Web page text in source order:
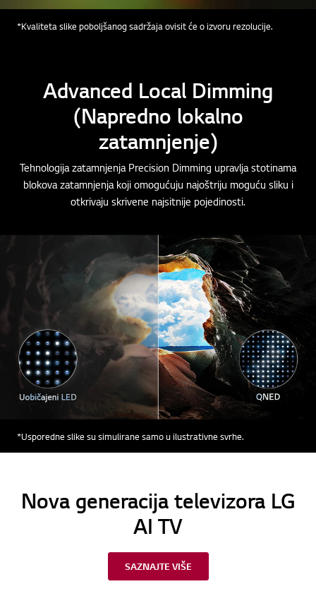
*Kvaliteta slike poboljšanog sadržaja ovisit će o izvoru rezolucije.
Advanced Local Dimming
(Napredno lokalno
zatamnjenje)
Tehnologija zatamnjenja Precision Dimming upravlja stotinama
blokova zatamnjenja koji omogućuju najoštriju moguću sliku i
otkrivaju skrivene najsitnije pojedinosti.
*Usporedne slike su simulirane samo u ilustrativne svrhe.
Nova generacija televizora LG
AI TV
SAZNAJTE VIŠE